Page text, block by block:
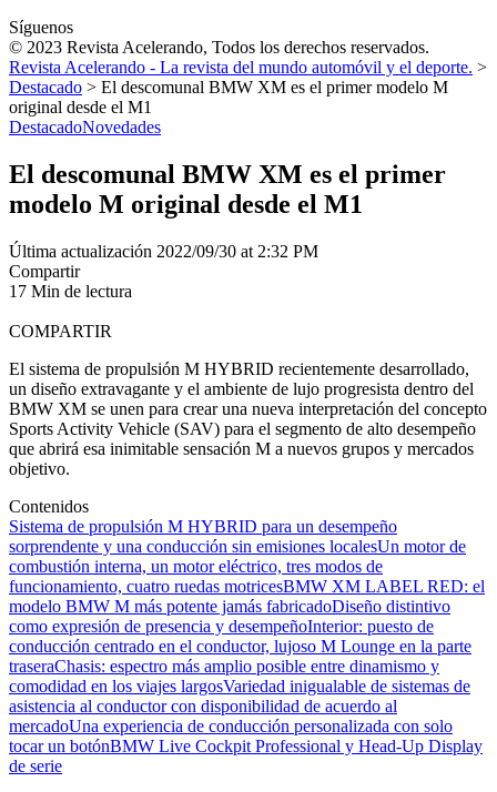
Síguenos
© 2023 Revista Acelerando, Todos los derechos reservados.
Revista Acelerando - La revista del mundo automóvil y el deporte. >
Destacado > El descomunal BMW XM es el primer modelo M
original desde el M1
DestacadoNovedades
El descomunal BMW XM es el primer
modelo M original desde el M1
Última actualización 2022/09/30 at 2:32 PM
Compartir
17 Min de lectura
COMPARTIR
El sistema de propulsión M HYBRID recientemente desarrollado,
un diseño extravagante y el ambiente de lujo progresista dentro del
BMW XM se unen para crear una nueva interpretación del concepto
Sports Activity Vehicle (SAV) para el segmento de alto desempeño
que abrirá esa inimitable sensación M a nuevos grupos y mercados
objetivo.
Contenidos
Sistema de propulsión M HYBRID para un desempeño
sorprendente y una conducción sin emisiones localesUn motor de
combustión interna, un motor eléctrico, tres modos de
funcionamiento, cuatro ruedas motricesBMW XM LABEL RED: el
modelo BMW M más potente jamás fabricadoDiseño distintivo
como expresión de presencia y desempeñoInterior: puesto de
conducción centrado en el conductor, lujoso M Lounge en la parte
traseraChasis: espectro más amplio posible entre dinamismo y
comodidad en los viajes largosVariedad inigualable de sistemas de
asistencia al conductor con disponibilidad de acuerdo al
mercadoUna experiencia de conducción personalizada con solo
tocar un botónBMW Live Cockpit Professional y Head-Up Display
de serie